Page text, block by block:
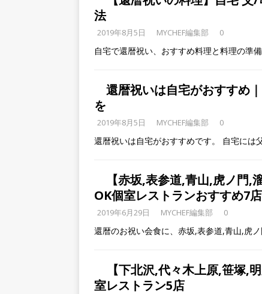
法
2019年8月5日 MYCHEF編集部 0
自宅で還暦祝い、おすすめ料理と料理の準
還暦祝いは自宅がおすすめ
を
2019年8月5日 MYCHEF編集部 0
還暦祝いは自宅がおすすめです。 自宅には
【赤坂,表参道,青山,虎ノ門
OK個室レストランおすすめ7店
2019年6月29日 MYCHEF編集部 0
還暦のお祝い会食に、赤坂,表参道,青山,虎
【下北沢,代々木上原,笹塚,
室レストラン5店